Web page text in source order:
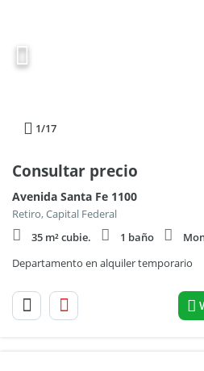
1/17
Consultar precio
Avenida Santa Fe 1100
Retiro, Capital Federal
35 m² cubie.
1 baño
Departamento en alquiler temporario